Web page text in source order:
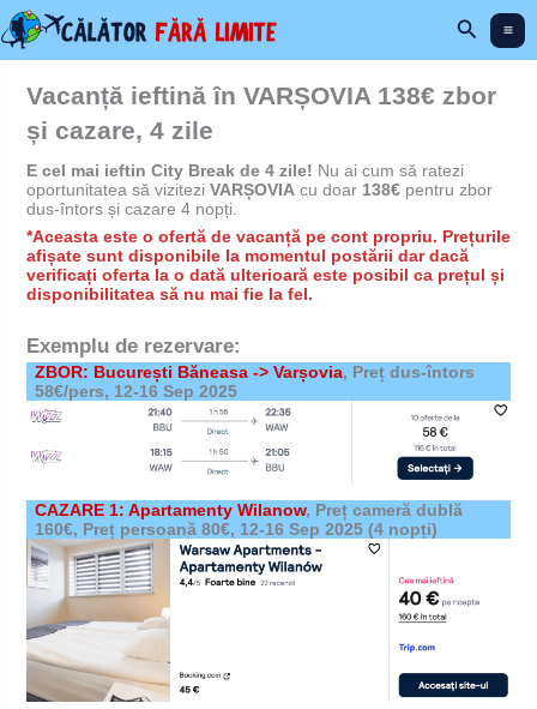
Skip
to
content
Search
Vacanță ieftină în VARȘOVIA 138€ zbor
și cazare, 4 zile
E cel mai ieftin City Break de 4 zile! Nu ai cum să ratezi
oportunitatea să vizitezi VARȘOVIAcu doar138€ pentru zbor
dus-întors și cazare 4 nopți.
*Aceasta este o ofertă de vacanță pe cont propriu. Prețurile
afișate sunt disponibile la momentul postării dar dacă
verificați oferta la o dată ulterioară este posibil ca prețul și
disponibilitatea să nu mai fie la fel.
Exemplu de rezervare:
ZBOR: București Băneasa -> Varșovia, Preț dus-întors
58€/pers, 12-16 Sep 2025
CAZARE 1: Apartamenty Wilanow, Preț cameră dublă
160€, Preț persoană 80€, 12-16 Sep 2025(4 nopți)